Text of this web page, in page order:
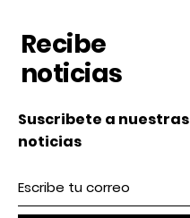
Recibe
noticias
Suscribete a nuestras
noticias